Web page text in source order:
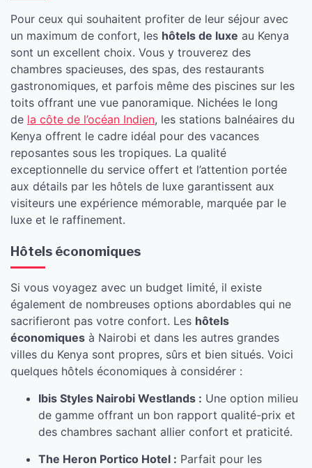
Pour ceux qui souhaitent profiter de leur séjour avec
un maximum de confort, les hôtels de luxe au Kenya
sont un excellent choix. Vous y trouverez des
chambres spacieuses, des spas, des restaurants
gastronomiques, et parfois même des piscines sur les
toits offrant une vue panoramique. Nichées le long
de la côte de l’océan Indien, les stations balnéaires du
Kenya offrent le cadre idéal pour des vacances
reposantes sous les tropiques. La qualité
exceptionnelle du service offert et l’attention portée
aux détails par les hôtels de luxe garantissent aux
visiteurs une expérience mémorable, marquée par le
luxe et le raffinement.
Hôtels économiques
Si vous voyagez avec un budget limité, il existe
également de nombreuses options abordables qui ne
sacrifieront pas votre confort. Les hôtels
économiques à Nairobi et dans les autres grandes
villes du Kenya sont propres, sûrs et bien situés. Voici
quelques hôtels économiques à considérer :
Ibis Styles Nairobi Westlands : Une option milieu
de gamme offrant un bon rapport qualité-prix et
des chambres sachant allier confort et praticité.
The Heron Portico Hotel : Parfait pour les